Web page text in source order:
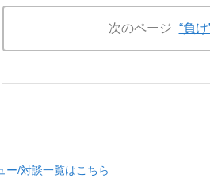
次のページ “負
ー/対談一覧はこちら